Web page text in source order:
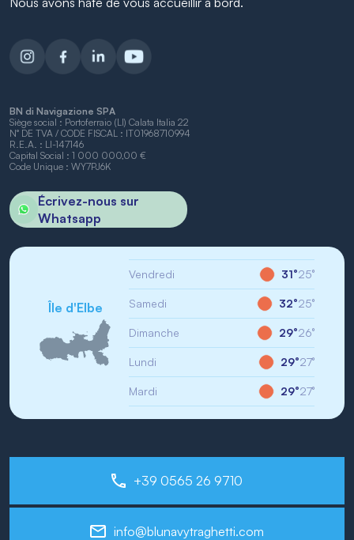
BN di Navigazione SPA
Siège social : Portoferraio (LI) Calata Italia 22
N° DE TVA / CODE FISCAL : IT01968710994
R.E.A. : LI-147146
Capital Social : 1 000 000,00 €
Code Unique : WY7PJ6K
Écrivez-nous sur
Whatsapp
Île d'Elbe
Vendredi 31°25°
Samedi 32°25°
Dimanche 29°26°
Lundi 29°27°
Mardi 29°27°
+39 0565 26 9710
info@blunavytraghetti.com